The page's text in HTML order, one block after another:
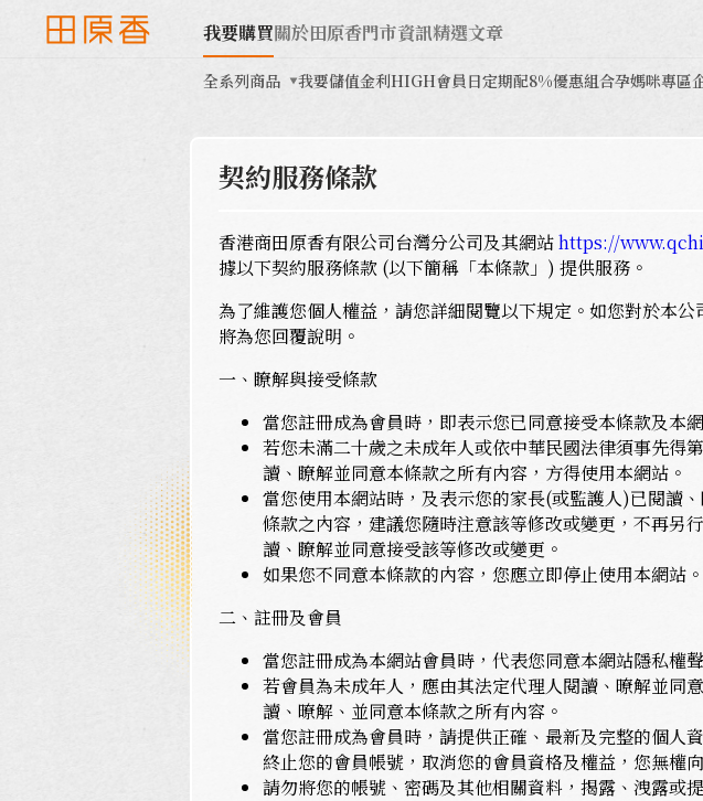
我要購買關於田原香門市資訊精選文章
全系列商品 我要儲值金利HIGH會員日定期配8%優惠組合孕媽咪專區
契約服務條款
香港商田原香有限公司台灣分公司及其網站https://
據以下契約服務條款 (以下簡稱「本條款」) 提供服務。
為了維護您個人權益，請您詳細閱覽以下規定。如您對於本
將為您回覆說明。
一、瞭解與接受條款
當您註冊成為會員時，即表示您已同意接受本條款及本
若您未滿二十歲之未成年人或依中華民國法律須事先得
讀、瞭解並同意本條款之所有內容，方得使用本網站。
當您使用本網站時，及表示您的家長(或監護人)已閱讀
條款之內容，建議您隨時注意該等修改或變更，不再另
讀、瞭解並同意接受該等修改或變更。
如果您不同意本條款的內容，您應立即停止使用本網站。
二、註冊及會員
當您註冊成為本網站會員時，代表您同意本網站隱私權
若會員為未成年人，應由其法定代理人閱讀、暸解並同
讀、暸解、並同意本條款之所有內容。
當您註冊成為會員時，請提供正確、最新及完整的個人
終止您的會員帳號，取消您的會員資格及權益，您無權
請勿將您的帳號、密碼及其他相關資料，揭露、洩露或